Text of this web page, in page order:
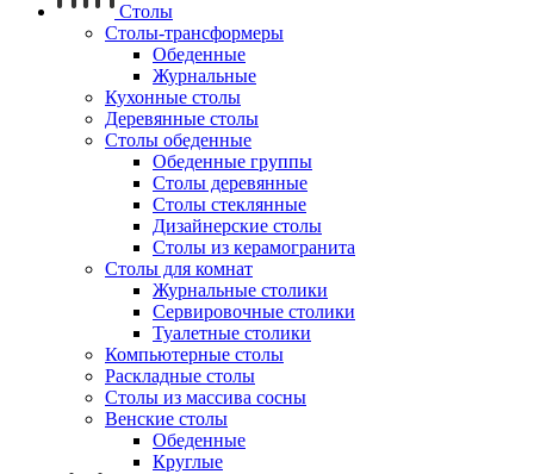
Столы
Столы-трансформеры
Обеденные
Журнальные
Кухонные столы
Деревянные столы
Столы обеденные
Обеденные группы
Столы деревянные
Столы стеклянные
Дизайнерские столы
Столы из керамогранита
Столы для комнат
Журнальные столики
Сервировочные столики
Туалетные столики
Компьютерные столы
Раскладные столы
Столы из массива сосны
Венские столы
Обеденные
Круглые